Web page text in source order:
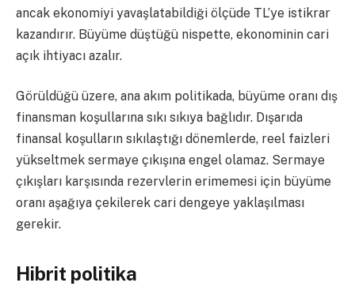
ancak ekonomiyi yavaşlatabildiği ölçüde TL’ye istikrar
kazandırır. Büyüme düştüğü nispette, ekonominin cari
açık ihtiyacı azalır.
Görüldüğü üzere, ana akım politikada, büyüme oranı dış
finansman koşullarına sıkı sıkıya bağlıdır. Dışarıda
finansal koşulların sıkılaştığı dönemlerde, reel faizleri
yükseltmek sermaye çıkışına engel olamaz. Sermaye
çıkışları karşısında rezervlerin erimemesi için büyüme
oranı aşağıya çekilerek cari dengeye yaklaşılması
gerekir.
Hibrit politika